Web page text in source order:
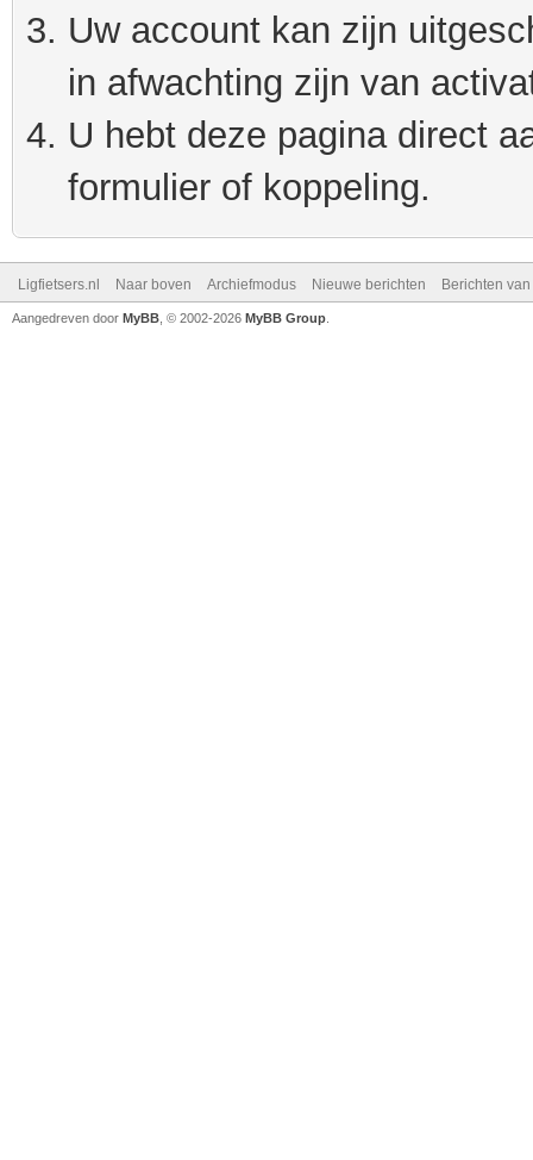
Uw account kan zijn
in afwachting zijn van
U hebt deze pagina direct
formulier of koppeling.
Ligfietsers.nl Naar boven Archiefmodus Nieuwe berichten Berichten
Aangedreven door MyBB , © 2002-2026 MyBB Group